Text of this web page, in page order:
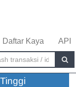
Daftar Kaya API
Tinggi